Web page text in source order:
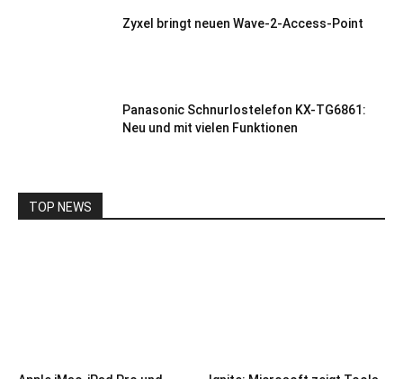
Zyxel bringt neuen Wave-2-Access-Point
Panasonic Schnurlostelefon KX-TG6861:
Neu und mit vielen Funktionen
TOP NEWS